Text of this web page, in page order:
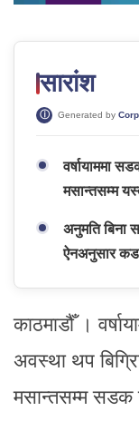
सारांश
Generated by
वर्षायाममा
मसान्तसम्म
अनुमति बिना
ऐनअनुसार कडा
काठमाडौँ ।
अवस्था थप
मसान्तसम्म सडक